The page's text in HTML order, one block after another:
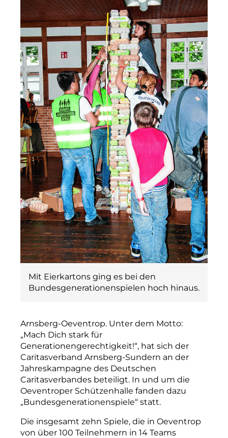
Mit Eierkartons ging es bei den
Bundesgenerationenspielen hoch hinaus.
Arnsberg-Oeventrop. Unter dem Motto:
„Mach Dich stark für
Generationengerechtigkeit!“, hat sich der
Caritasverband Arnsberg-Sundern an der
Jahreskampagne des Deutschen
Caritasverbandes beteiligt. In und um die
Oeventroper Schützenhalle fanden dazu
„Bundesgenera­tionenspiele“ statt.
Die insgesamt zehn Spiele, die in Oeventrop
von über 100 Teilnehmern in 14 Teams